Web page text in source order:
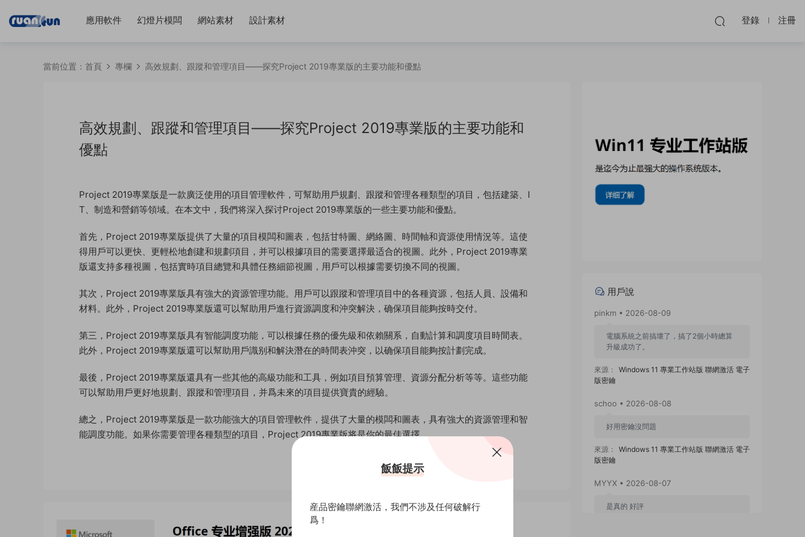
應用軟件 幻燈片模闆 網站素材 設計素材 登錄 注冊
當前位置： 首頁 專欄 高效規劃、跟蹤和管理項目——探究Project 2019專業版的主要功能和優點
高效規劃、跟蹤和管理項目——探究Project 2019專業版的主要功能和
優點
Project 2019專業版是一款廣泛使用的項目管理軟件，可幫助用戶規劃、跟蹤和管理各種類型的項目，包括建築、I
T、制造和營銷等領域。在本文中，我們将深入探讨Project 2019專業版的一些主要功能和優點。
首先，Project 2019專業版提供了大量的項目模闆和圖表，包括甘特圖、網絡圖、時間軸和資源使用情況等。這使
得用戶可以更快、更輕松地創建和規劃項目，并可以根據項目的需要選擇最适合的視圖。此外，Project 2019專業
版還支持多種視圖，包括實時項目總覽和具體任務細節視圖，用戶可以根據需要切換不同的視圖。
其次，Project 2019專業版具有強大的資源管理功能。用戶可以跟蹤和管理項目中的各種資源，包括人員、設備和
材料。此外，Project 2019專業版還可以幫助用戶進行資源調度和沖突解決，确保項目能夠按時交付。
第三，Project 2019專業版具有智能調度功能，可以根據任務的優先級和依賴關系，自動計算和調度項目時間表。
此外，Project 2019專業版還可以幫助用戶識别和解決潛在的時間表沖突，以确保項目能夠按計劃完成。
最後，Project 2019專業版還具有一些其他的高級功能和工具，例如項目預算管理、資源分配分析等等。這些功能
可以幫助用戶更好地規劃、跟蹤和管理項目，并爲未來的項目提供寶貴的經驗。
總之，Project 2019專業版是一款功能強大的項目管理軟件，提供了大量的模闆和圖表，具有強大的資源管理和智
能調度功能。如果你需要管理各種類型的項目，Project 2019專業版将是你的最佳選擇。
用戶說
pinkm • 2026-08-09
電腦系統之前搞壞了，搞了2個小時總算
升級成功了。
來源：
Windows 11 專業工作站版 聯網激活 電子
版密鑰
schoo • 2026-08-08
好用密鑰沒問題
來源：
Windows 11 專業工作站版 聯網激活 電子
版密鑰
MYYX • 2026-08-07
是真的 好評
飯飯提示
産品密鑰聯網激活，我們不涉及任何破解行
爲！